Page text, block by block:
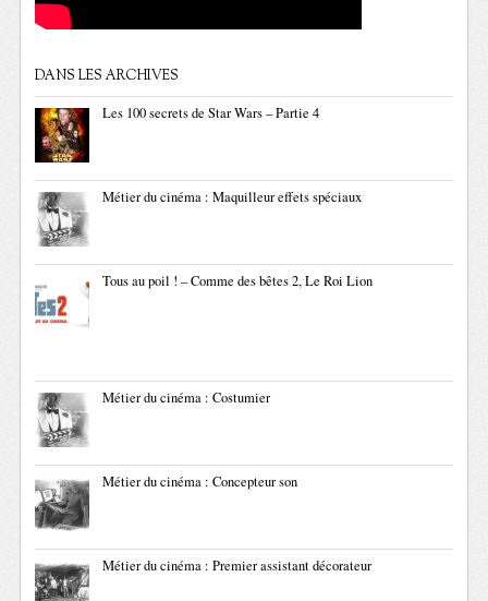
DANS LES ARCHIVES
Les 100 secrets de Star Wars – Partie 4
Métier du cinéma : Maquilleur effets spéciaux
Tous au poil ! – Comme des bêtes 2, Le Roi Lion
Métier du cinéma : Costumier
Métier du cinéma : Concepteur son
Métier du cinéma : Premier assistant décorateur